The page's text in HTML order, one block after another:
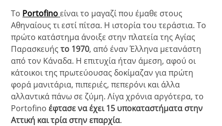
Το Portofinoείναι το μαγαζί που έμαθε στους
Αθηναίους τι εστί πίτσα. Η ιστορία του τεράστια. Το
πρώτο κατάστημα άνοιξε στην πλατεία της Αγίας
Παρασκευήςτο 1970, από έναν Έλληνα μετανάστη
από τον Κάναδα. Η επιτυχία ήταν άμεση, αφού οι
κάτοικοι της πρωτεύουσας δοκίμαζαν για πρώτη
φορά μανιτάρια, πιπεριές, πεπερόνι και άλλα
αλλαντικά πάνω σε ζύμη. Λίγα χρόνια αργότερα, το
Portofinoέφτασε να έχει 15 υποκαταστήματα στην
Αττική και τρία στην επαρχία.